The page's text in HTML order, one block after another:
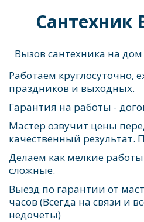
Сантехник
Вызов сантехника на
Работаем круглосуточно,
праздников и выходных.
Гарантия на работы -
Мастер озвучит цены
качественный результат.
Делаем как мелкие
сложные.
Выезд по гарантии от
часов (Всегда на связи и
недочеты)